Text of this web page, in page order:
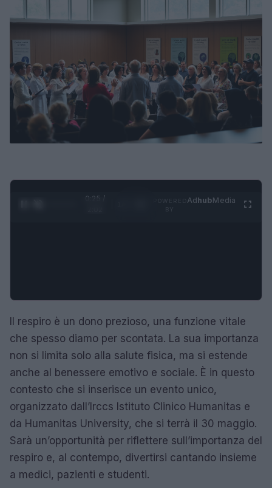
0:26 /
AdhubMedia
Il respiro è un dono prezioso, una funzione vitale
che spesso diamo per scontata. La sua importanza
non si limita solo alla salute fisica, ma si estende
anche al benessere emotivo e sociale. È in questo
contesto che si inserisce un evento unico,
organizzato dall’Irccs Istituto Clinico Humanitas e
da Humanitas University, che si terrà il 30 maggio.
Sarà un’opportunità per riflettere sull’importanza del
respiro e, al contempo, divertirsi cantando insieme
a medici, pazienti e studenti.